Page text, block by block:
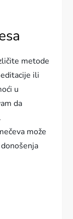
metode
ili
u
da
može